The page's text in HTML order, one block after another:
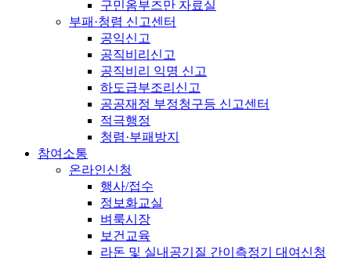
구민옴부즈만 자료실
부패·청렴 신고센터
공익신고
공직비리신고
공직비리 익명 신고
하도급부조리신고
공공재정 부정청구등 신고센터
적극행정
청렴·부패방지
참여소통
온라인신청
행사/접수
정보화교실
벼룩시장
보건교육
라돈 및 실내공기질 간이측정기 대여신청